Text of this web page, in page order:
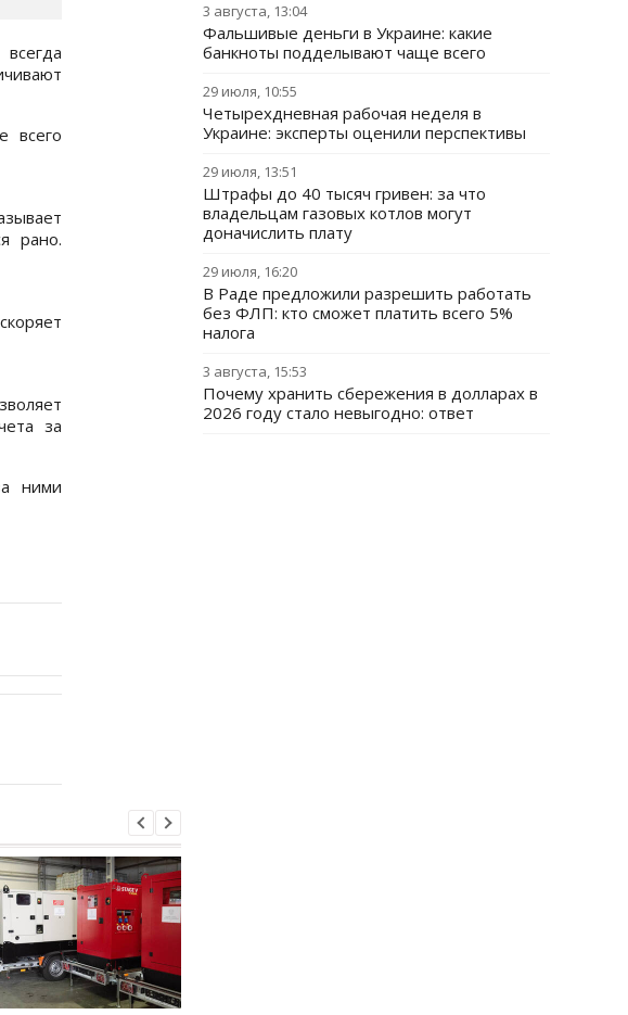
всего
рано.
за
ними
3 августа, 13:04
Фальшивые деньги в Украине: какие
банкноты подделывают чаще всего
29 июля, 10:55
Четырехдневная рабочая неделя в
Украине: эксперты оценили перспективы
29 июля, 13:51
Штрафы до 40 тысяч гривен: за что
владельцам газовых котлов могут
доначислить плату
29 июля, 16:20
В Раде предложили разрешить работать
без ФЛП: кто сможет платить всего 5%
налога
3 августа, 15:53
Почему хранить сбережения в долларах в
2026 году стало невыгодно: ответ